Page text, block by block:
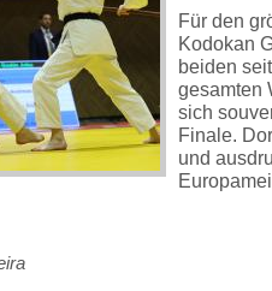
Für den
Kodokan
beiden
gesamten
sich
Finale.
und